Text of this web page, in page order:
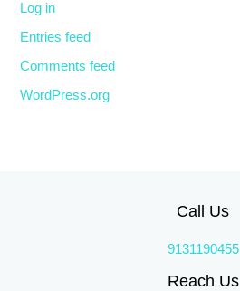
Log in
Entries feed
Comments feed
WordPress.org
Call Us
9131190455
Reach Us